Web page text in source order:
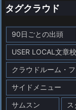
タグクラウド
90日ごとの出頭
USER LOCAL文章
クラウドルーム・
サイドメニュー
サムスン ス